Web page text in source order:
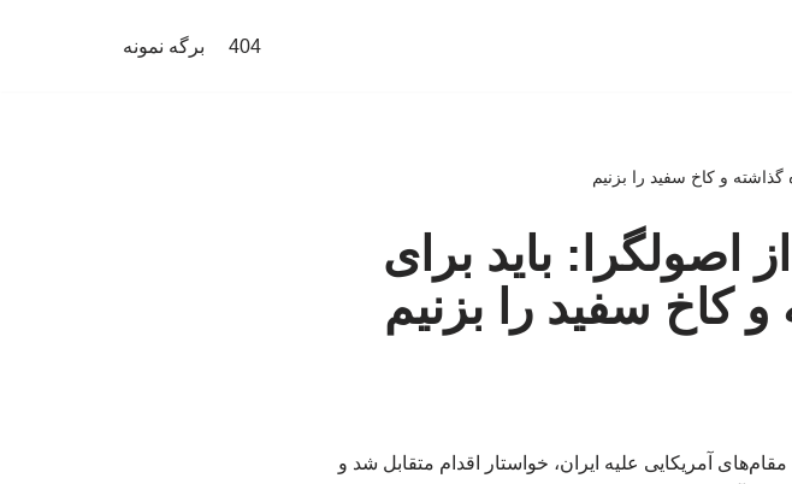
404 برگه نمونه
گذاشته و کاخ سفید را بزنیم
اصولگرا: باید برای
کاخ سفید را بزنیم
آمریکایی علیه ایران، خواستار اقدام متقابل شد و